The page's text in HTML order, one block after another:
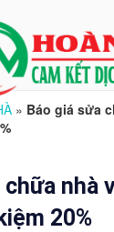
» Báo giá sửa
chữa nhà
20%